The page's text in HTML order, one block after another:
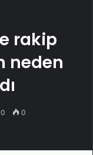
rakip
neden
0 0